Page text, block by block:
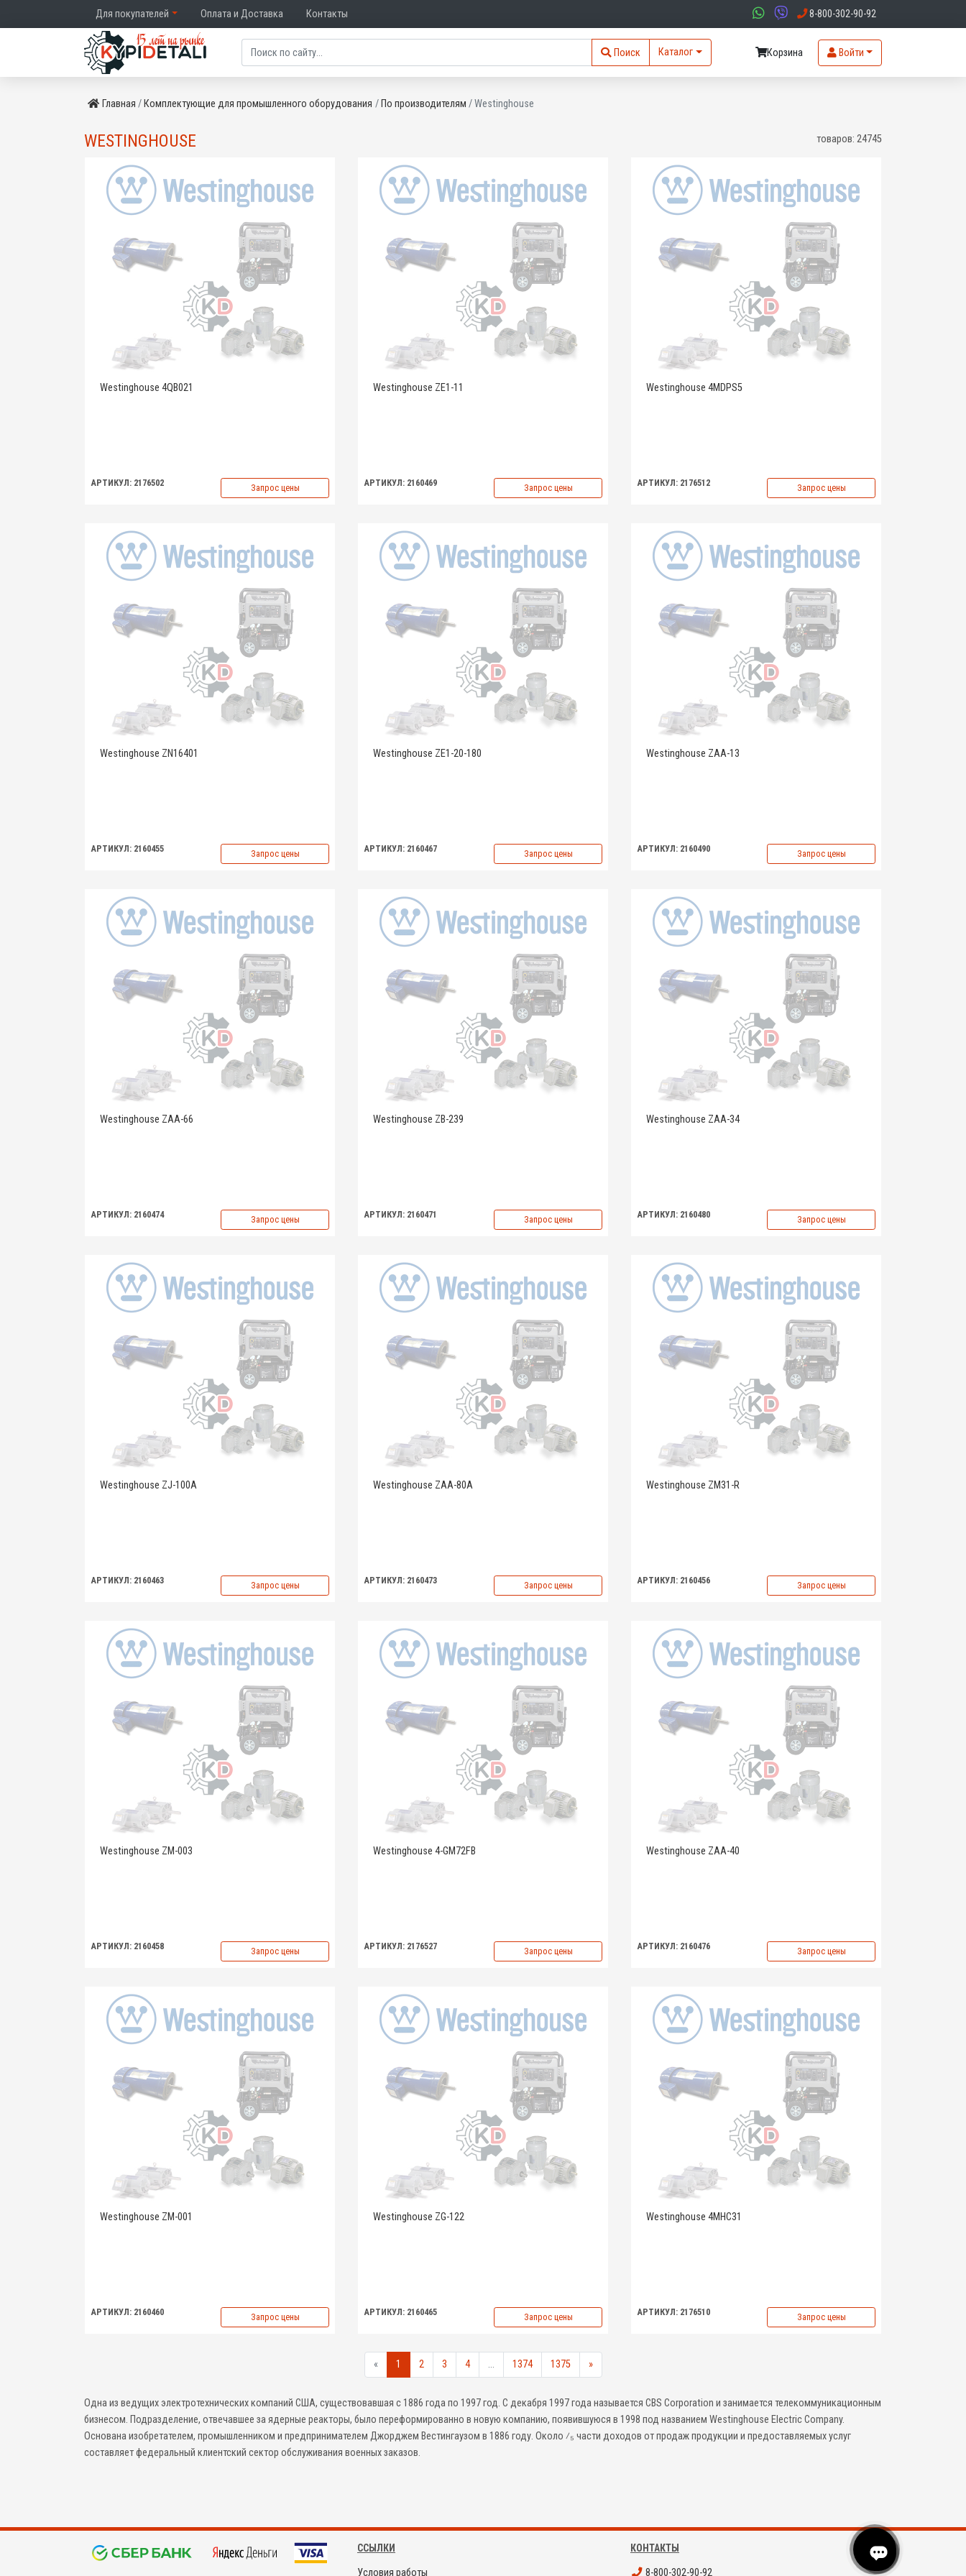
Для покупателей Оплата и Доставка Контакты 8-800-302-90-92
Поиск Каталог Корзина Войти
Главная Комплектующие для промышленного оборудования По производителям Westinghouse
WESTINGHOUSE товаров: 24745
Westinghouse 4QB021
АРТИКУЛ: 2176502 Запрос цены
Westinghouse ZE1-11
АРТИКУЛ: 2160469 Запрос цены
Westinghouse 4MDPS5
АРТИКУЛ: 2176512 Запрос цены
Westinghouse ZN16401
АРТИКУЛ: 2160455 Запрос цены
Westinghouse ZE1-20-180
АРТИКУЛ: 2160467 Запрос цены
Westinghouse ZAA-13
АРТИКУЛ: 2160490 Запрос цены
Westinghouse ZAA-66
АРТИКУЛ: 2160474 Запрос цены
Westinghouse ZB-239
АРТИКУЛ: 2160471 Запрос цены
Westinghouse ZAA-34
АРТИКУЛ: 2160480 Запрос цены
Westinghouse ZJ-100A
АРТИКУЛ: 2160463 Запрос цены
Westinghouse ZAA-80A
АРТИКУЛ: 2160473 Запрос цены
Westinghouse ZM31-R
АРТИКУЛ: 2160456 Запрос цены
Westinghouse ZM-003
АРТИКУЛ: 2160458 Запрос цены
Westinghouse 4-GM72FB
АРТИКУЛ: 2176527 Запрос цены
Westinghouse ZAA-40
АРТИКУЛ: 2160476 Запрос цены
Westinghouse ZM-001
АРТИКУЛ: 2160460 Запрос цены
Westinghouse ZG-122
АРТИКУЛ: 2160465 Запрос цены
Westinghouse 4MHC31
АРТИКУЛ: 2176510 Запрос цены
« 1 2 3 4 ... 1374 1375 »
Одна из ведущих электротехнических компаний США, существовавшая с 1886 года по 1997 год. С декабря 1997 года называется CBS Corporation и занимается телекоммуникационным
бизнесом. Подразделение, отвечавшее за ядерные реакторы, было переформированно в новую компанию, появившуюся в 1998 под названием Westinghouse Electric Company.
Основана изобретателем, промышленником и предпринимателем Джорджем Вестингаузом в 1886 году. Около ⁄₅ части доходов от продажпродукции и предоставляемых услуг
составляет федеральный клиентский сектор обслуживания военных заказов.
ССЫЛКИ
Условия работы
КОНТАКТЫ
8-800-302-90-92